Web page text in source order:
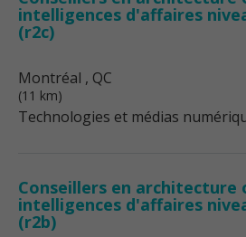
intelligences d'affaires
(r2c)
Montréal , QC
(11 km)
Technologies et médias
Conseillers en architecture
intelligences d'affaires
(r2b)